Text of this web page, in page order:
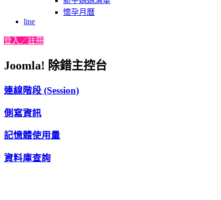
懷孕月曆
line
登入／註冊
Joomla! 除錯主控台
連線階段 (Session)
側寫資訊
記憶體使用量
資料庫查詢